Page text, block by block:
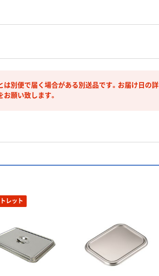
は別便で届く場合がある別送品です。お届け日の詳
願い致します。
レット